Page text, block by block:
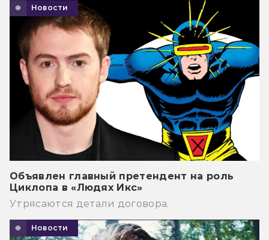
Новости
Объявлен главный претендент на роль
Циклопа в «Людях Икс»
Утрясаются детали договора.
Новости